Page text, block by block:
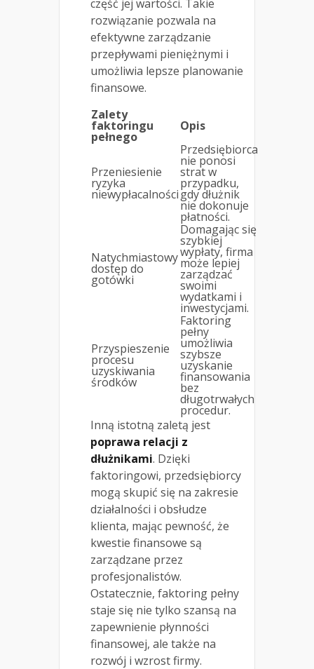
część jej wartości. Takie
rozwiązanie pozwala na
efektywne zarządzanie
przepływami pieniężnymi i
umożliwia lepsze planowanie
finansowe.
Zalety
faktoringu
pełnego
Opis
Przeniesienie
ryzyka
niewypłacalności
Przedsiębiorca
nie ponosi
strat w
przypadku,
gdy dłużnik
nie dokonuje
płatności.
Natychmiastowy
dostęp do
gotówki
Domagając się
szybkiej
wypłaty, firma
może lepiej
zarządzać
swoimi
wydatkami i
inwestycjami.
Przyspieszenie
procesu
uzyskiwania
środków
Faktoring
pełny
umożliwia
szybsze
uzyskanie
finansowania
bez
długotrwałych
procedur.
Inną istotną zaletą jest
poprawa relacji z
dłużnikami. Dzięki
faktoringowi, przedsiębiorcy
mogą skupić się na zakresie
działalności i obsłudze
klienta, mając pewność, że
kwestie finansowe są
zarządzane przez
profesjonalistów.
Ostatecznie, faktoring pełny
staje się nie tylko szansą na
zapewnienie płynności
finansowej, ale także na
rozwój i wzrost firmy.